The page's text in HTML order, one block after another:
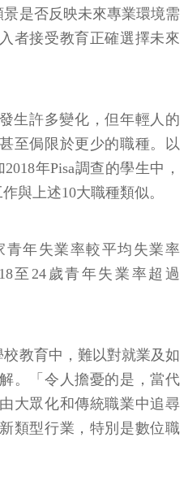
是否反映未來專業環境需
者接受教育正確選擇未來
生許多變化，但年輕人的
至侷限於更少的職種。以
年Pisa調查的學生中，
與上述10大職種類似。
年失業率較平均失業率
至24歲青年失業率超過
教育中，難以對就業及如
。「令人擔憂的是，當代
大眾化和傳統職業中追尋
類型行業，特別是數位職